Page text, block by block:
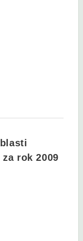
rok 2009